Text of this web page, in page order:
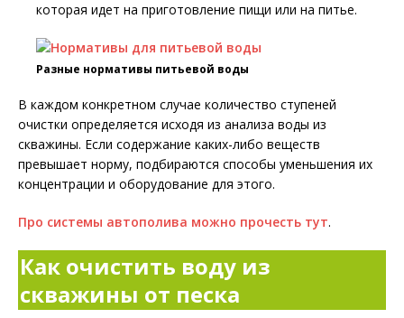
которая идет на приготовление пищи или на питье.
Разные нормативы питьевой воды
В каждом конкретном случае количество ступеней
очистки определяется исходя из анализа воды из
скважины. Если содержание каких-либо веществ
превышает норму, подбираются способы уменьшения их
концентрации и оборудование для этого.
Про системы автополива можно прочесть тут.
Как очистить воду из
скважины от песка